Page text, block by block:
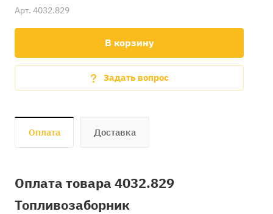
Арт. 4032.829
В корзину
Задать вопрос
Оплата Доставка
Оплата товара 4032.829
Топливозаборник